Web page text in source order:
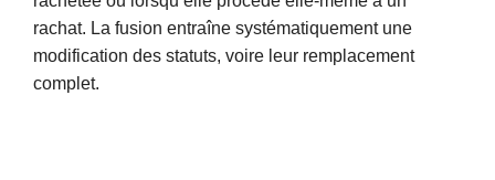
rachat. La fusion entraîne systématiquement une
modification des statuts, voire leur remplacement
complet.